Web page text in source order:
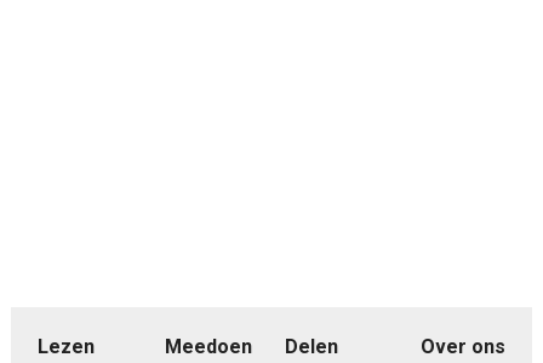
Lezen
Meedoen
Delen
Over ons